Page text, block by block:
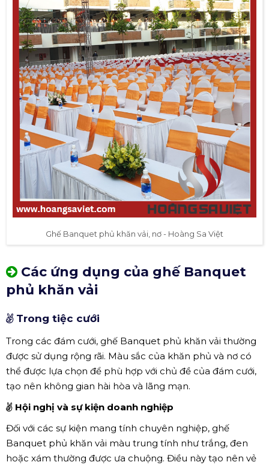
Ghế Banquet phủ khăn vải, nơ - Hoàng Sa Việt
Các ứng dụng của ghế Banquet
phủ khăn vải
Trong tiệc cưới
Trong các đám cưới, ghế Banquet phủ khăn vải thường
được sử dụng rộng rãi. Màu sắc của khăn phủ và nơ có
thể được lựa chọn để phù hợp với chủ đề của đám cưới,
tạo nên không gian hài hòa và lãng mạn.
Hội nghị và sự kiện doanh nghiệp
Đối với các sự kiện mang tính chuyên nghiệp, ghế
Banquet phủ khăn vải màu trung tính như trắng, đen
hoặc xám thường được ưa chuộng. Điều này tạo nên vẻ